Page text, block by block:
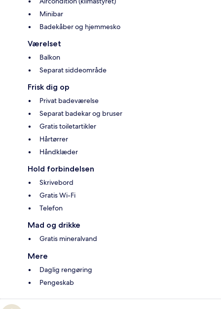
Minibar
Badekåber og hjemmesko
Værelset
Balkon
Separat siddeområde
Frisk dig op
Privat badeværelse
Separat badekar og bruser
Gratis toiletartikler
Hårtørrer
Håndklæder
Hold forbindelsen
Skrivebord
Gratis Wi-Fi
Telefon
Mad og drikke
Gratis mineralvand
Mere
Daglig rengøring
Pengeskab